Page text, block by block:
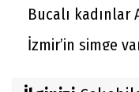
Bucalı kadınlar
İzmir’in simge